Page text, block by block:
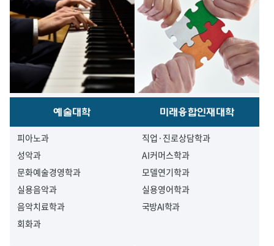
예술대학
피아노과
성악과
문화예술경영학과
실용음악과
음악치료학과
회화과
미래융합인재대학
직업·진로상담학과
AI커머스학과
모델연기학과
실용영어학과
국방AI학과